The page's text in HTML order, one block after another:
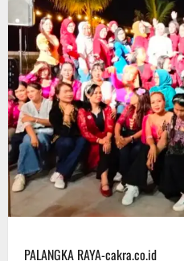
PALANGKA RAYA-cakra.co.id